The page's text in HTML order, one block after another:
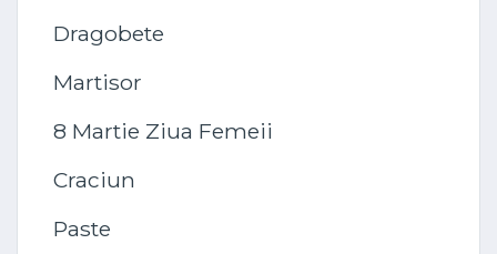
Dragobete
Martisor
8 Martie Ziua Femeii
Craciun
Paste